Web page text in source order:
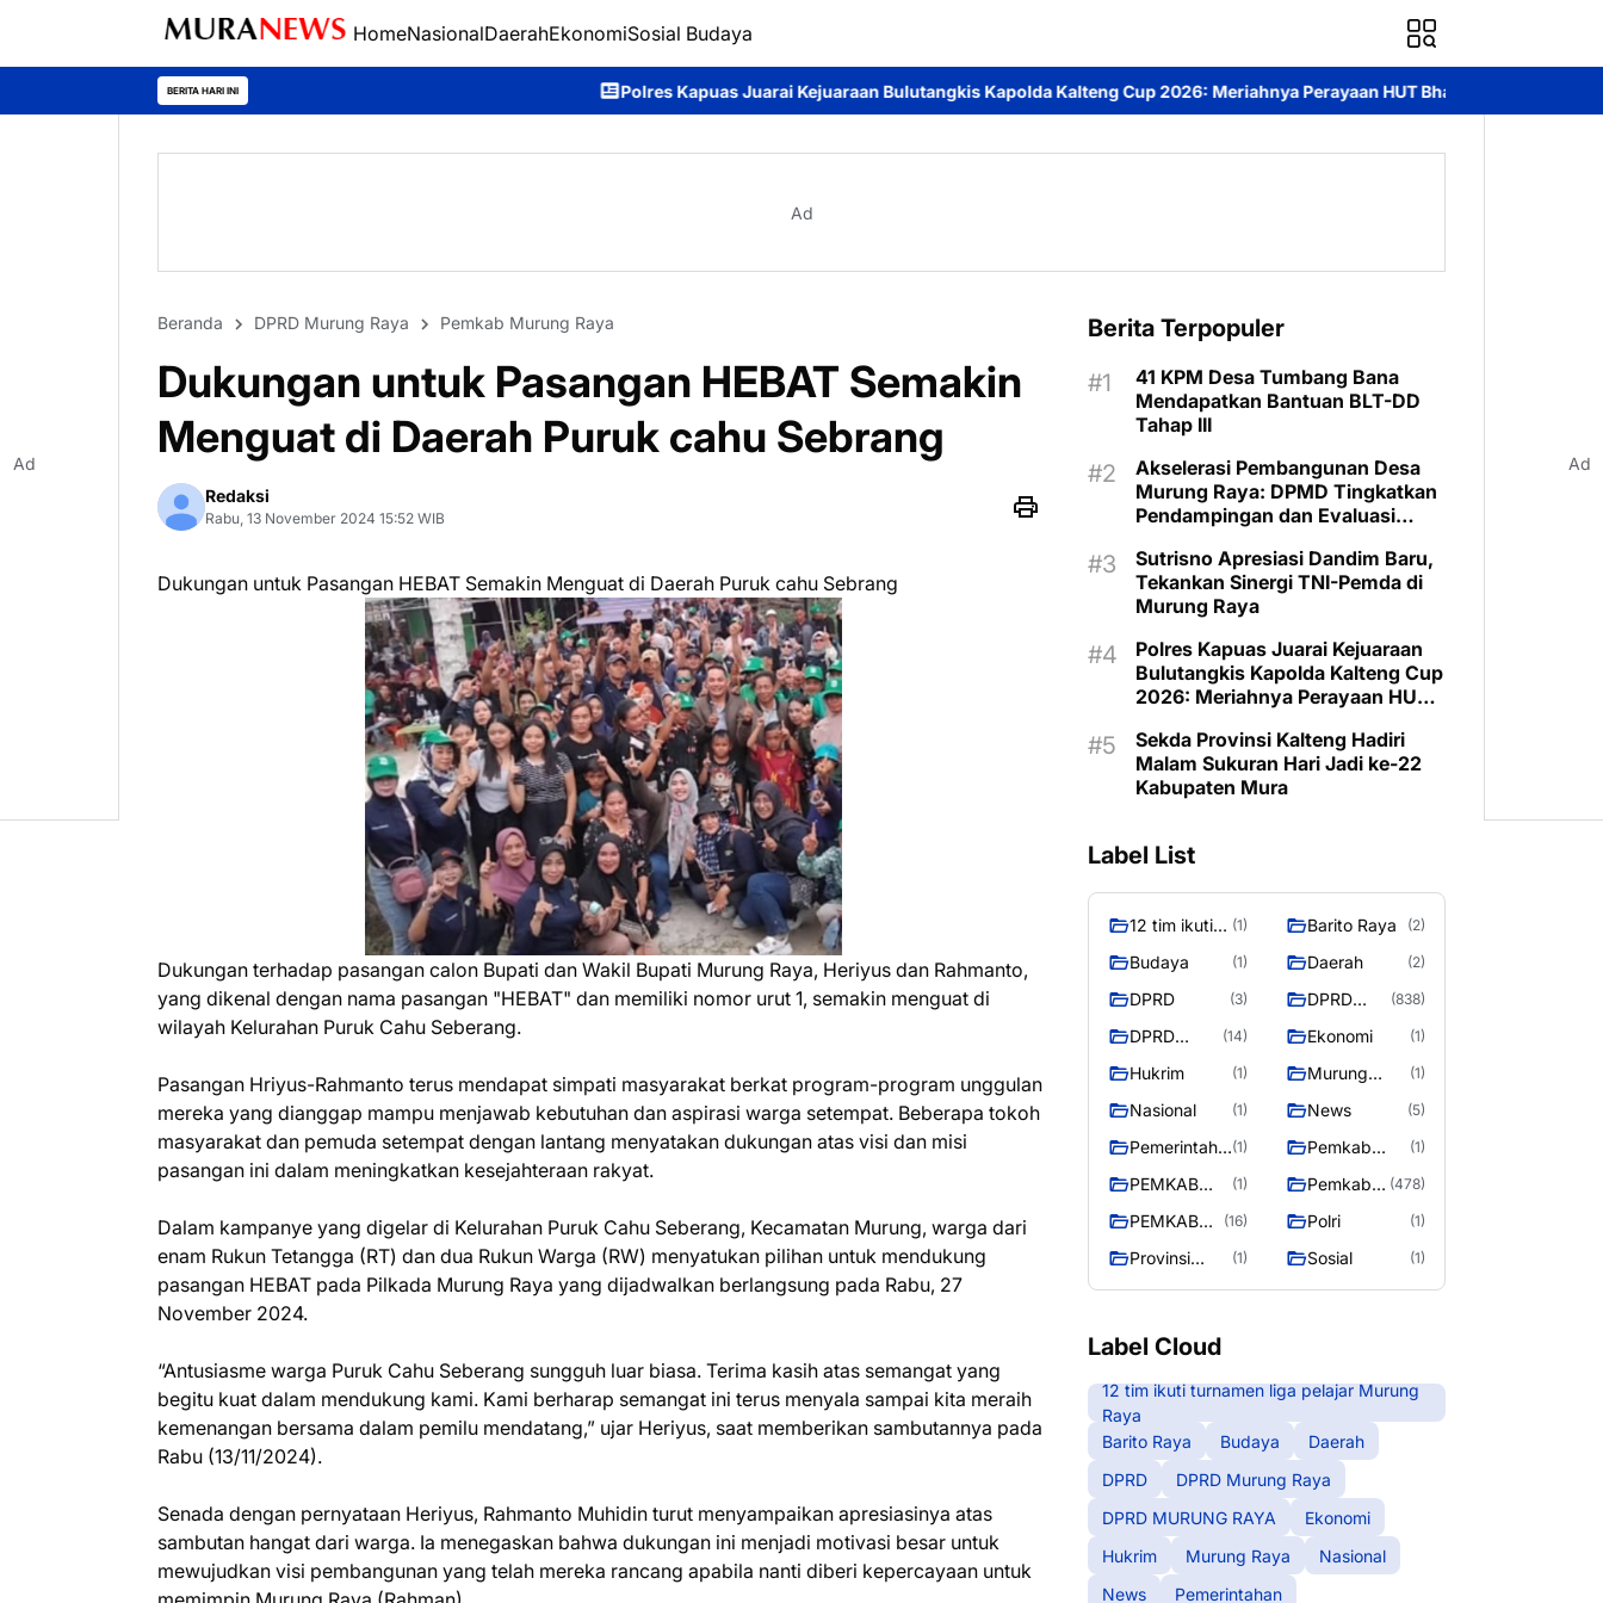
HomeNasionalDaerahEkonomiSosial Budaya
BERITA HARI INI Polres Kapuas Juarai Kejuaraan Bulutangkis Kapolda Kalteng Cup 2026: Meriahnya Perayaan HUT Bhayangkara ke-80 di Palangka Raya
Ad
Beranda DPRD Murung Raya Pemkab Murung Raya
Dukungan untuk Pasangan HEBAT Semakin
Menguat di Daerah Puruk cahu Sebrang
Redaksi
Rabu, 13 November 2024 15:52 WIB
Dukungan untuk Pasangan HEBAT Semakin Menguat di Daerah Puruk cahu Sebrang
Dukungan terhadap pasangan calon Bupati dan Wakil Bupati Murung Raya, Heriyus dan Rahmanto,
yang dikenal dengan nama pasangan "HEBAT" dan memiliki nomor urut 1, semakin menguat di
wilayah Kelurahan Puruk Cahu Seberang.
Pasangan Hriyus-Rahmanto terus mendapat simpati masyarakat berkat program-program unggulan
mereka yang dianggap mampu menjawab kebutuhan dan aspirasi warga setempat. Beberapa tokoh
masyarakat dan pemuda setempat dengan lantang menyatakan dukungan atas visi dan misi
pasangan ini dalam meningkatkan kesejahteraan rakyat.
Dalam kampanye yang digelar di Kelurahan Puruk Cahu Seberang, Kecamatan Murung, warga dari
enam Rukun Tetangga (RT) dan dua Rukun Warga (RW) menyatukan pilihan untuk mendukung
pasangan HEBAT pada Pilkada Murung Raya yang dijadwalkan berlangsung pada Rabu, 27
November 2024.
“Antusiasme warga Puruk Cahu Seberang sungguh luar biasa. Terima kasih atas semangat yang
begitu kuat dalam mendukung kami. Kami berharap semangat ini terus menyala sampai kita meraih
kemenangan bersama dalam pemilu mendatang,” ujar Heriyus, saat memberikan sambutannya pada
Rabu (13/11/2024).
Senada dengan pernyataan Heriyus, Rahmanto Muhidin turut menyampaikan apresiasinya atas
sambutan hangat dari warga. Ia menegaskan bahwa dukungan ini menjadi motivasi besar untuk
mewujudkan visi pembangunan yang telah mereka rancang apabila nanti diberi kepercayaan untuk
Berita Terpopuler
41 KPM Desa Tumbang Bana
Mendapatkan Bantuan BLT-DD
Tahap III
Akselerasi Pembangunan Desa
Murung Raya: DPMD Tingkatkan
Pendampingan dan Evaluasi
Berkelanjutan
Sutrisno Apresiasi Dandim Baru,
Tekankan Sinergi TNI-Pemda di
Murung Raya
Polres Kapuas Juarai Kejuaraan
Bulutangkis Kapolda Kalteng Cup
2026: Meriahnya Perayaan HUT
Raya
Sekda Provinsi Kalteng Hadiri
Malam Sukuran Hari Jadi ke-22
Kabupaten Mura
Label List
12 tim ikuti
liga pelajar
Murung
Raya
(1) Barito Raya (2)
Budaya (1) Daerah (2)
DPRD (3)
DPRD
Raya
(838)
DPRD
RAYA
(14) Ekonomi (1)
Hukrim (1)
Murung
(1)
Nasional (1) News (5)
Pemerintaha (1)
Pemkab
Barito Utara
(1)
PEMKAB
RAYA
(1)
Pemkab
Raya
(478)
PEMKAB
RAYA
(16) Polri (1)
Provinsi
(1) Sosial (1)
Label Cloud
12 tim ikuti turnamen liga pelajar Murung
Raya
Barito Raya
Budaya
Daerah
DPRD
DPRD Murung Raya
DPRD MURUNG RAYA
Ekonomi
Hukrim
Murung Raya
Nasional
News
Pemerintahan
Ad Ad